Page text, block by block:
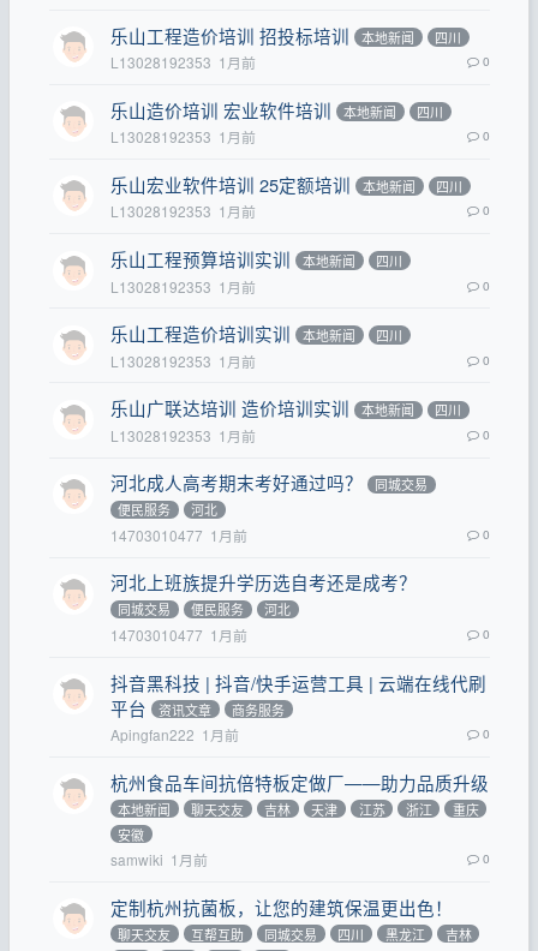
乐山工程造价培训 招投标培训 本地新闻 四川
L13028192353 1月前 0
乐山造价培训 宏业软件培训 本地新闻 四川
L13028192353 1月前 0
乐山宏业软件培训 25定额培训 本地新闻 四川
L13028192353 1月前 0
乐山工程预算培训实训 本地新闻 四川
L13028192353 1月前 0
乐山工程造价培训实训 本地新闻 四川
L13028192353 1月前 0
乐山广联达培训 造价培训实训 本地新闻 四川
L13028192353 1月前 0
河北成人高考期末考好通过吗？
同城交易
便民服务
河北
14703010477 1月前 0
河北上班族提升学历选自考还是成考？
同城交易 便民服务 河北
14703010477 1月前 0
抖音黑科技 | 抖音/快手运营工具 | 云端在线代刷
平台
资讯文章 商务服务
Apingfan222 1月前 0
杭州食品车间抗倍特板定做厂——助力品质升级
本地新闻 聊天交友 吉林 天津 江苏 浙江
重庆
安徽
samwiki 1月前 0
定制杭州抗菌板，让您的建筑保温更出色！
聊天交友 互帮互助 同城交易 四川 黑龙江
吉林